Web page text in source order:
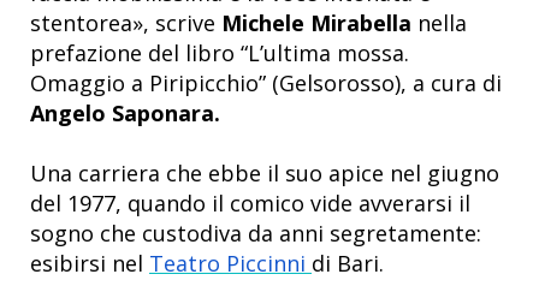
stentorea», scrive Michele Mirabella nella
prefazione del libro “L’ultima mossa.
Omaggio a Piripicchio” (Gelsorosso), a cura di
Angelo Saponara.
Una carriera che ebbe il suo apice nel giugno
del 1977, quando il comico vide avverarsi il
sogno che custodiva da anni segretamente:
esibirsi nel Teatro Piccinni di Bari.